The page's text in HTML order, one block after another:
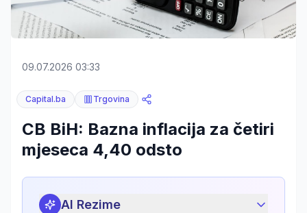
09.07.2026 03:33
Capital.ba Trgovina
CB BiH: Bazna inflacija za četiri
mjeseca 4,40 odsto
AI Rezime